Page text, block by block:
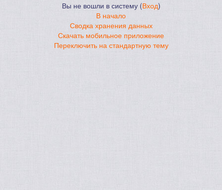
Вы не вошли в систему (Вход)
В начало
Сводка хранения данных
Скачать мобильное приложение
Переключить на стандартную тему